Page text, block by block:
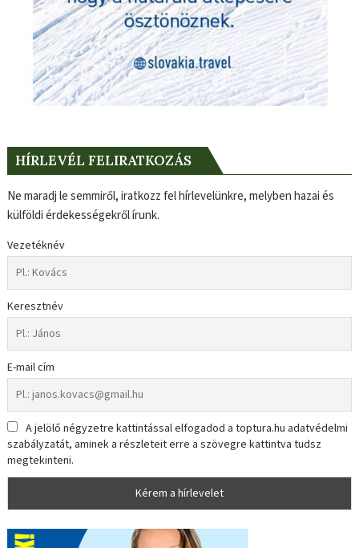
HÍRLEVÉL FELIRATKOZÁS
Ne maradj le semmiről, iratkozz fel hírlevelünkre, melyben hazai és
külföldi érdekességekről írunk.
Vezetéknév
Keresztnév
E-mail cím
A jelölő négyzetre kattintással elfogadod a toptura.hu adatvédelmi
szabályzatát, aminek a részleteit erre a szövegre kattintva tudsz
megtekinteni.